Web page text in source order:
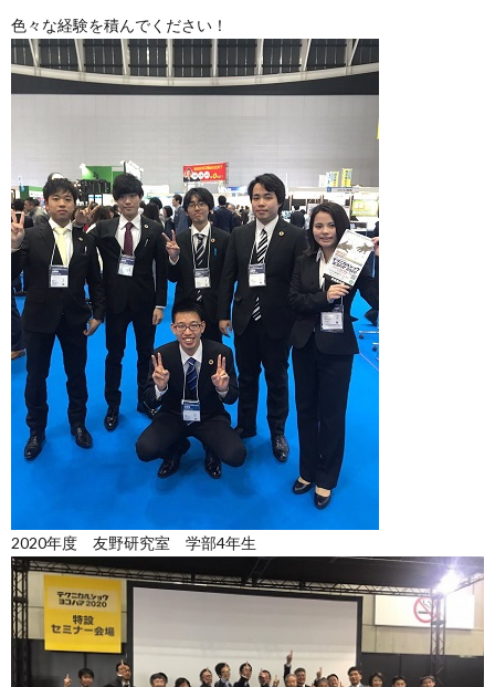
色々な経験を積んでください！
2020年度 友野研究室 学部4年生